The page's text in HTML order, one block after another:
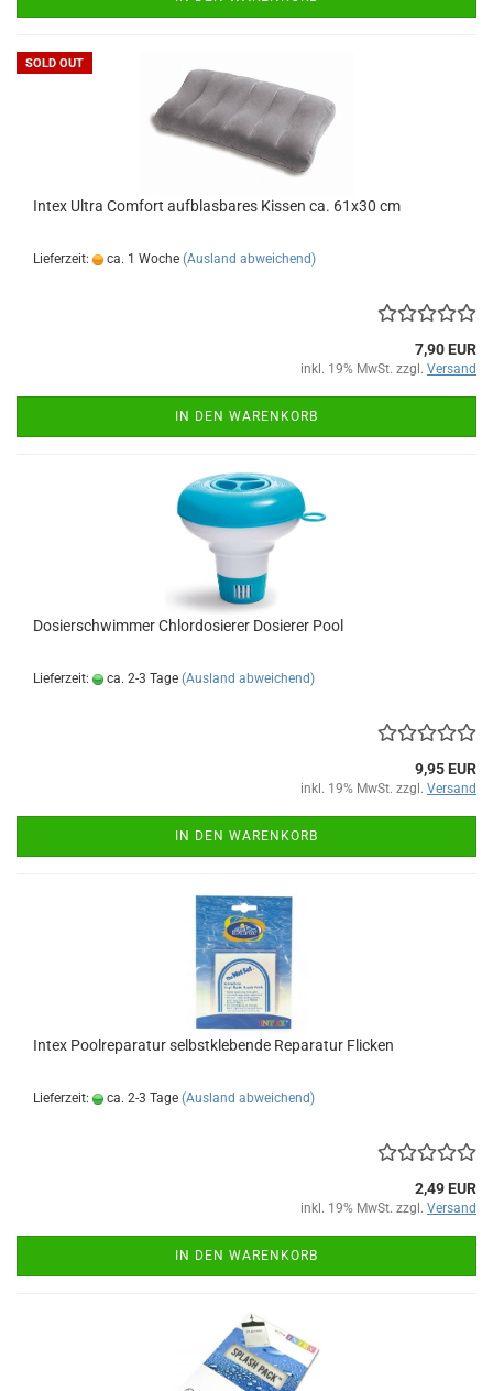
SOLD OUT
Intex Ultra Com­fort auf­blas­ba­res Kis­sen ca. 61x30 cm
Lieferzeit: ca. 1 Woche (Ausland abweichend)
7,90 EUR
inkl. 19% MwSt. zzgl. Versand
IN DEN WARENKORB
Do­sier­schwim­mer Chlordo­sie­rer Do­sie­rer Pool
Lieferzeit: ca. 2-3 Tage (Ausland abweichend)
9,95 EUR
inkl. 19% MwSt. zzgl. Versand
IN DEN WARENKORB
Intex Pool­re­pa­ra­tur selbst­kle­ben­de Re­pa­ra­tur Fli­cken
Lieferzeit: ca. 2-3 Tage (Ausland abweichend)
2,49 EUR
inkl. 19% MwSt. zzgl. Versand
IN DEN WARENKORB